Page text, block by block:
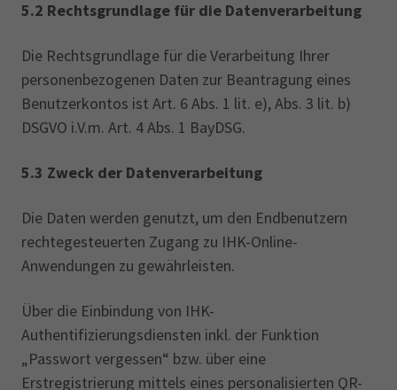
5.2 Rechtsgrundlage für die Datenverarbeitung
Die Rechtsgrundlage für die Verarbeitung Ihrer
personenbezogenen Daten zur Beantragung eines
Benutzerkontos ist Art. 6 Abs. 1 lit. e), Abs. 3 lit. b)
DSGVO i.V.m. Art. 4 Abs. 1 BayDSG.
5.3 Zweck der Datenverarbeitung
Die Daten werden genutzt, um den Endbenutzern
rechtegesteuerten Zugang zu IHK-Online-
Anwendungen zu gewährleisten.
Über die Einbindung von IHK-
Authentifizierungsdiensten inkl. der Funktion
„Passwort vergessen“ bzw. über eine
Erstregistrierung mittels eines personalisierten QR-